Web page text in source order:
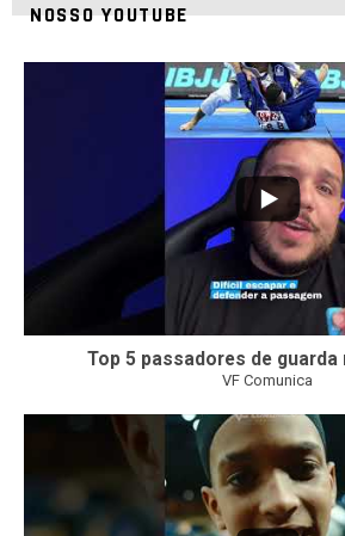
NOSSO YOUTUBE
Top 5 passadores de
VF Comunica